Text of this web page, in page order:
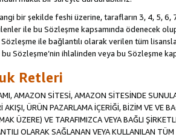
bir şekilde feshi üzerine, tarafların 3, 4, 5,
ile bu Sözleşme kapsamında ödenecek
ile bağlantılı olarak verilen tüm
Sözleşme’nin ihlalinden veya bu Sözleşme
Retleri
AMAZON SİTESİ, AMAZON SİTESİNDE
AKIŞI, ÜRÜN PAZARLAMA İÇERİĞİ, BİZİM VE VE
ÜZERE) VE TARAFIMIZCA VEYA BAĞLI
OLARAK SAĞLANAN VEYA KULLANILAN